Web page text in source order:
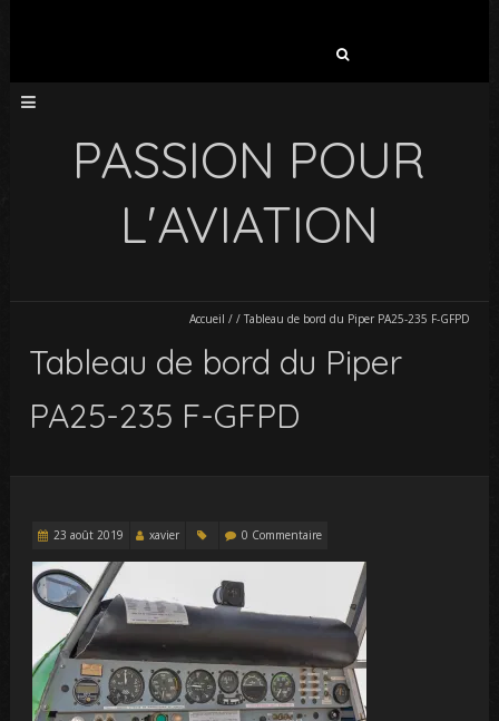
PASSION POUR
L'AVIATION
Accueil / / Tableau de bord du Piper PA25-235 F-GFPD
Tableau de bord du Piper
PA25-235 F-GFPD
23 août 2019 xavier 0 Commentaire